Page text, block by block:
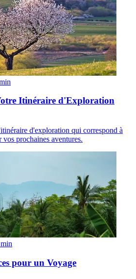
Itinéraire d'Exploration
d'exploration qui correspond à
prochaines aventures.
min
pour un Voyage